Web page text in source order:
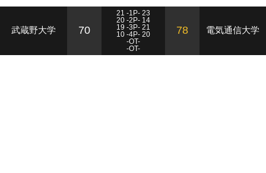
武蔵野大学 70
21 -1P- 23
20 -2P- 14
19 -3P- 21
10 -4P- 20
-OT-
-OT-
78 電気通信大学